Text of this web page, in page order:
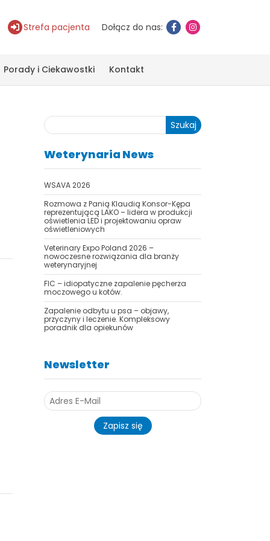
Strefa pacjenta Dołącz do nas:
Porady i Ciekawostki Kontakt
Szukaj
Weterynaria News
WSAVA 2026
Rozmowa z Panią Klaudią Konsor-Kępa
reprezentującą LAKO – lidera w produkcji
oświetlenia LED i projektowaniu opraw
oświetleniowych
Veterinary Expo Poland 2026 –
nowoczesne rozwiązania dla branży
weterynaryjnej
FIC – idiopatyczne zapalenie pęcherza
moczowego u kotów.
Zapalenie odbytu u psa – objawy,
przyczyny i leczenie. Kompleksowy
poradnik dla opiekunów
Newsletter
Zapisz się